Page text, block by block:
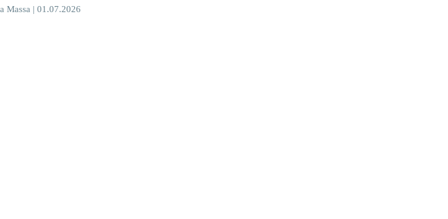
Massa | 01.07.2026